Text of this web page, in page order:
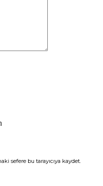
sefere bu tarayıcıya kaydet.